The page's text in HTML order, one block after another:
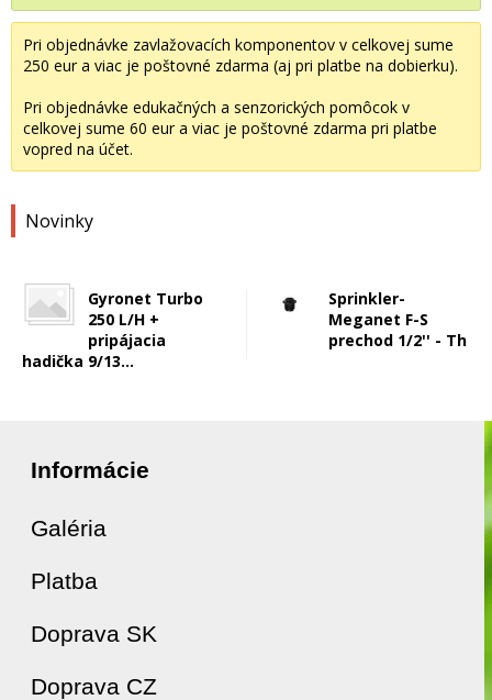
Pri objednávke zavlažovacích komponentov v celkovej sume
250 eur a viac je poštovné zdarma (aj pri platbe na dobierku).
Pri objednávke edukačných a senzorických pomôcok v
celkovej sume 60 eur a viac je poštovné zdarma pri platbe
vopred na účet.
Novinky
Gyronet Turbo
250 L/H +
pripájacia
hadička 9/13...
Sprinkler-
Meganet F-S
prechod 1/2'' - Th
Informácie
Galéria
Platba
Doprava SK
Doprava CZ